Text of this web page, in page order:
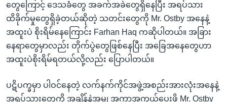
တွေကြောင့် ဒေသခံတွေ အခက်အခဲတွေရှိနေပြီး အရပ်သား
ထိခိုက်မှုတွေရှိခဲ့တယ်ဆိုတဲ့ သတင်းတွေကို Mr. Ostby အနေနဲ့
အထူးပဲ စိုးရိမ်နေကြောင်း Farhan Haq ကဆိုပါတယ်။ အခြား
နေရာတွေမှာလည်း တိုက်ပွဲတွေဖြစ်နေပြီး အခြေအနေတွေဟာ
အထူးပဲစိုးရိမ်ရတယ်လို့လည်း ပြောပါတယ်။
ပဋိပက္ခမှာ ပါဝင်နေတဲ့ လက်နက်ကိုင်အဖွဲ့အစည်းအားလုံးအနေနဲ့
အရပ်သားတွေကို အချိန်နဲ့အမျှ အကာအကွယ်ပေးဖို့ Mr. Ostby